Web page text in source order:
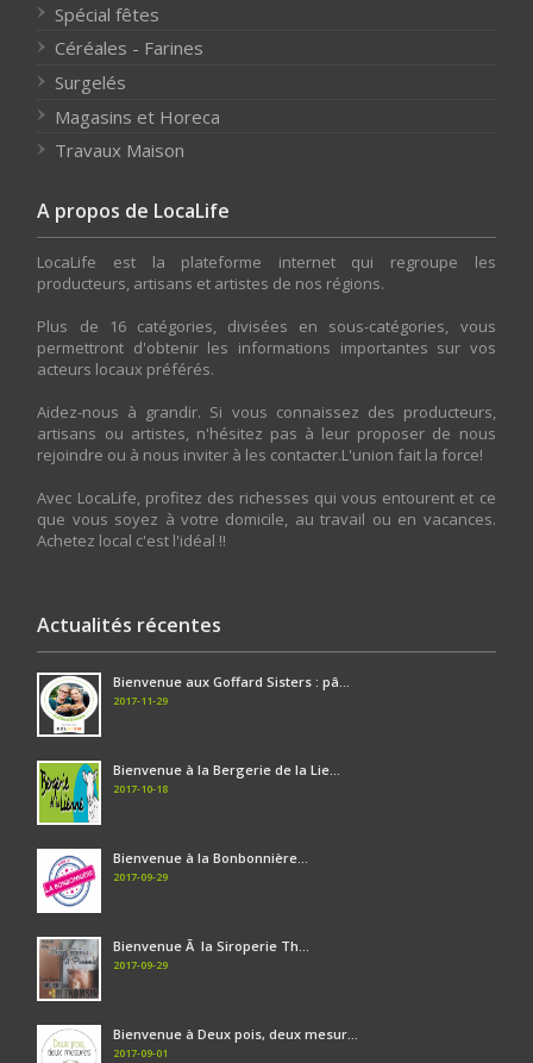
Spécial fêtes
Céréales - Farines
Surgelés
Magasins et Horeca
Travaux Maison
A propos de LocaLife
LocaLife est la plateforme internet qui regroupe les
producteurs, artisans et artistes de nos régions.
Plus de 16 catégories, divisées en sous-catégories, vous
permettront d'obtenir les informations importantes sur vos
acteurs locaux préférés.
Aidez-nous à grandir. Si vous connaissez des producteurs,
artisans ou artistes, n'hésitez pas à leur proposer de nous
rejoindre ou à nous inviter à les contacter.L'union fait la force!
Avec LocaLife, profitez des richesses qui vous entourent et ce
que vous soyez à votre domicile, au travail ou en vacances.
Achetez local c'est l'idéal !!
Actualités récentes
Bienvenue aux Goffard Sisters : pâ...
2017-11-29
Bienvenue à la Bergerie de la Lie...
2017-10-18
Bienvenue à la Bonbonnière...
2017-09-29
Bienvenue Ã la Siroperie Th...
2017-09-29
Bienvenue à Deux pois, deux mesur...
2017-09-01